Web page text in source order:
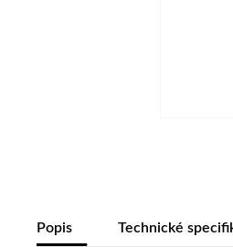
Popis Technické